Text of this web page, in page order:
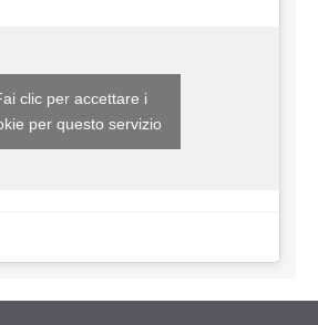
clic per accettare i
per questo servizio